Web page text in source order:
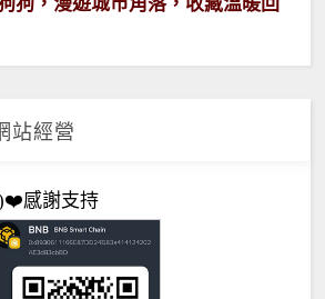
站經營
感謝支持